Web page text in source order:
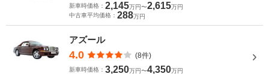
新車時価格： 2,145万円〜2,615万円
中古車平均価格： 288万円
アズール
4.0 (8件)
新車時価格： 3,250万円〜4,350万円